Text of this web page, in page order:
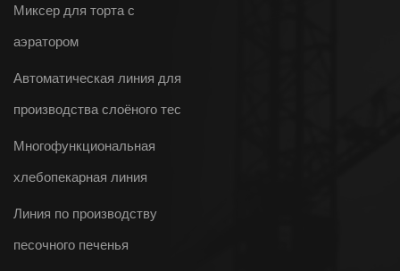
Миксер для торта с
аэратором
Автоматическая линия для
производства слоёного тес
Многофункциональная
хлебопекарная линия
Линия по производству
песочного печенья